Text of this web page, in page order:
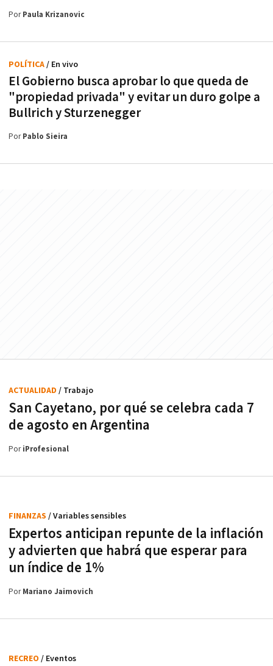
PorPaula Krizanovic
El Gobierno busca aprobar lo que queda de
"propiedad privada" y evitar un duro golpe a
Bullrich y Sturzenegger
POLÍTICA/ En vivo
PorPablo Sieira
San Cayetano, por qué se celebra cada 7
de agosto en Argentina
ACTUALIDAD / Trabajo
PoriProfesional
Expertos anticipan repunte de la inflación
y advierten que habrá que esperar para
un índice de 1%
FINANZAS / Variables sensibles
PorMariano Jaimovich
RECREO / Eventos